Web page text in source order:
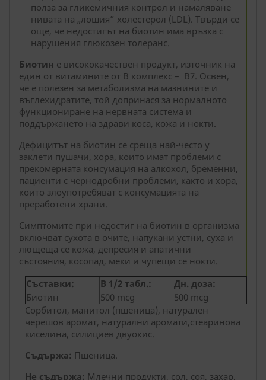
полза за гликемичния контрол и намаляване
нивата на „лошия” холестерол (LDL). Твърди се
още, че недостигът на биотин има връзка с
нарушения глюкозен толеранс.
Биотин е висококачествен продукт, източник на
един от витамините от В комплекс – В7. Освен,
че е полезен за метаболизма на мазнините и
въглехидратите, той допринася за нормалното
функциониране на нервната система и
поддържането на здрави коса, кожа и нокти.
Дефицитът на биотин се среща най-често у
заклети пушачи, хора, които имат проблеми с
прекомерната консумация на алкохол, бременни,
пациенти с чернодробни проблеми, както и хора,
които злоупотребяват с консумацията на
преработени храни.
Симптомите при недостиг на биотин в организма
включват сухота в очите, напукани устни, суха и
лющеща се кожа, депресия и апатични
състояния, косопад, меки и чупещи се нокти.
Съставки:
В 1/2 табл.:
Дн. доза:
Биотин
500 mcg
500 mcg
Сорбитол, манитол (пшеница), натурален
черешов аромат, натурални аромати,стеаринова
киселина, силициев двуокис.
Съдържа: Пшеница.
Не съдържа: Млечни продукти, сол, соя, захар,